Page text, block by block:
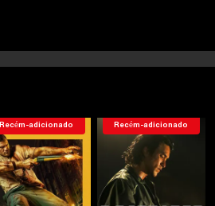
Recém-adicionado Recém-adicionado